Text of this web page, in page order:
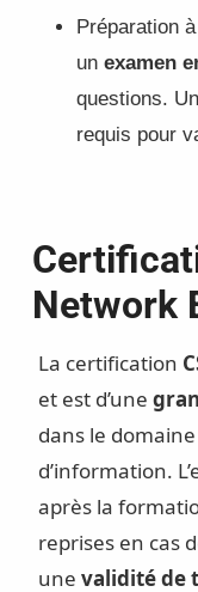
Préparation
un examen
questions.
requis pour
Network
La certification
et est d’une
dans le
d’information.
après la
reprises en cas
une validité de